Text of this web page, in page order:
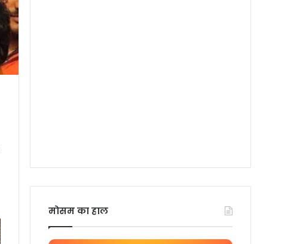
मोसम का हाल